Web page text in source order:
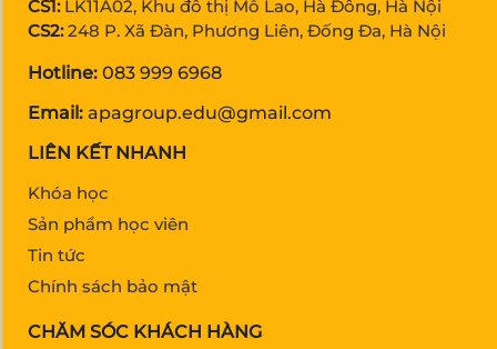
CS1: LK11A02, Khu đô thị Mỗ Lao, Hà Đông, Hà Nội
CS2: 248 P. Xã Đàn, Phương Liên, Đống Đa, Hà Nội
Hotline: 083 999 6968
Email: apagroup.edu@gmail.com
LIÊN KẾT NHANH
Khóa học
Sản phẩm học viên
Tin tức
Chính sách bảo mật
CHĂM SÓC KHÁCH HÀNG